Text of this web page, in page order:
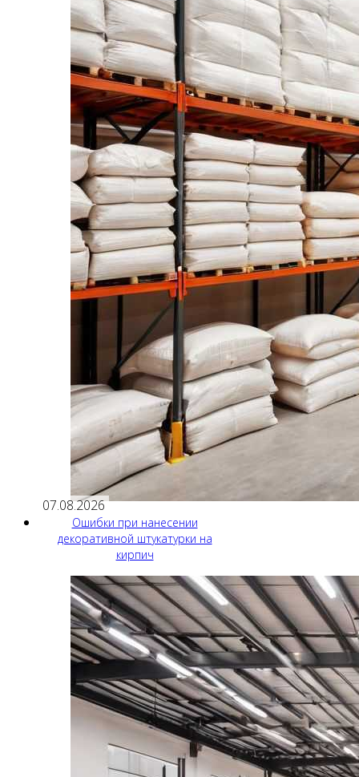
07.08.2026
Ошибки при нанесении
декоративной штукатурки на
кирпич